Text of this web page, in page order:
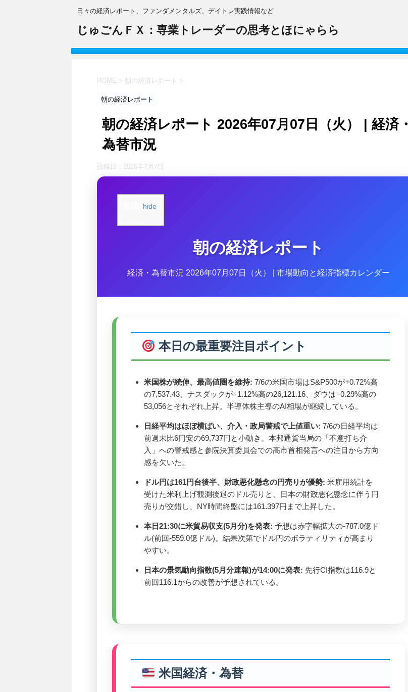
日々の経済レポート、ファンダメンタルズ、デイトレ実践情報など
じゅごんＦＸ：専業トレーダーの思考とほにゃらら
HOME > 朝の経済レポート >
朝の経済レポート
朝の経済レポート 2026年07月07日（火） | 経済・
為替市況
投稿日： 2026年7月7日
hide
朝の経済レポート
経済・為替市況 2026年07月07日（火） | 市場動向と経済指標カレンダー
本日の最重要注目ポイント
米国株が続伸、最高値圏を維持: 7/6の米国市場はS&P500が+0.72%高
の7,537.43、ナスダックが+1.12%高の26,121.16、ダウは+0.29%高の
53,056とそれぞれ上昇。半導体株主導のAI相場が継続している。
日経平均はほぼ横ばい、介入・政局警戒で上値重い: 7/6の日経平均は
前週末比6円安の69,737円と小動き。本邦通貨当局の「不意打ち介
入」への警戒感と参院決算委員会での高市首相発言への注目から方向
感を欠いた。
ドル円は161円台後半、財政悪化懸念の円売りが優勢: 米雇用統計を
受けた米利上げ観測後退のドル売りと、日本の財政悪化懸念に伴う円
売りが交錯し、NY時間終盤には161.397円まで上昇した。
本日21:30に米貿易収支(5月分)を発表: 予想は赤字幅拡大の-787.0億ド
ル(前回-559.0億ドル)。結果次第でドル円のボラティリティが高まり
やすい。
日本の景気動向指数(5月分速報)が14:00に発表: 先行CI指数は116.9と
前回116.1からの改善が予想されている。
米国経済・為替